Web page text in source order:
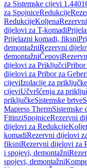
za Sistemske cijevi 1.4401
za SpojniceRedukcije
RedukcijeKoljena
dijelovi za T-komadi
Prijelazni komadi, fiksni
demontažniRezervni
demontažniČepovi
dijelovi za PriključciPribor
dijelovi za Pribor za
cijeviIzolacije za priključke
cijeviUčvršćenja za
priključkeSistemske brtve
Mapress ThermSistemske
FitinziSpojniceRezervni
dijelovi za Redukcije
komadiRezervni dijelovi
fiksniRezervni dijelovi za
i spojevi, demontažni
spojevi, demontažni